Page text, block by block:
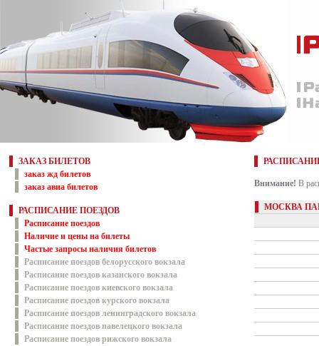
ЗАКАЗ БИЛЕТОВ
заказ жд билетов
заказ авиа билетов
РАСПИСАНИЕ ПОЕЗДОВ
Расписание поездов
Наличие и цены на билеты
Частые запросы наличия билетов
Расписание поездов белорусского вокзала
Расписание поездов казанского вокзала
Расписание поездов киевского вокзала
Расписание поездов курского вокзала
Расписание поездов ленинградского вокзала
Расписание поездов павелецкого вокзала
Расписание поездов рижского вокзала
Внимание! В
МОСКВА